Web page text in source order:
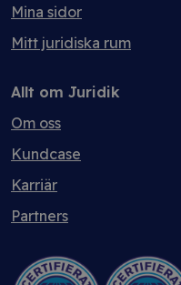
Mina sidor
Mitt juridiska rum
Allt om Juridik
Om oss
Kundcase
Karriär
Partners